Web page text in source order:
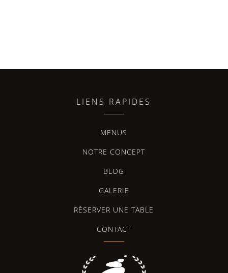
LIENS RAPIDES
MENUS
NOTRE CONCEPT
BLOG
GALERIE
RÉSERVER UNE TABLE
CONTACT